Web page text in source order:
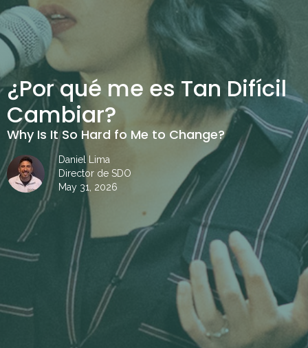
¿Por qué me es Tan Difícil
Cambiar?
Why Is It So Hard fo Me to Change?
Daniel Lima
Director de SDO
May 31, 2026